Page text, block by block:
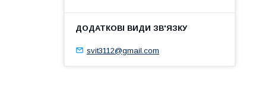
svit3112@gmail.com